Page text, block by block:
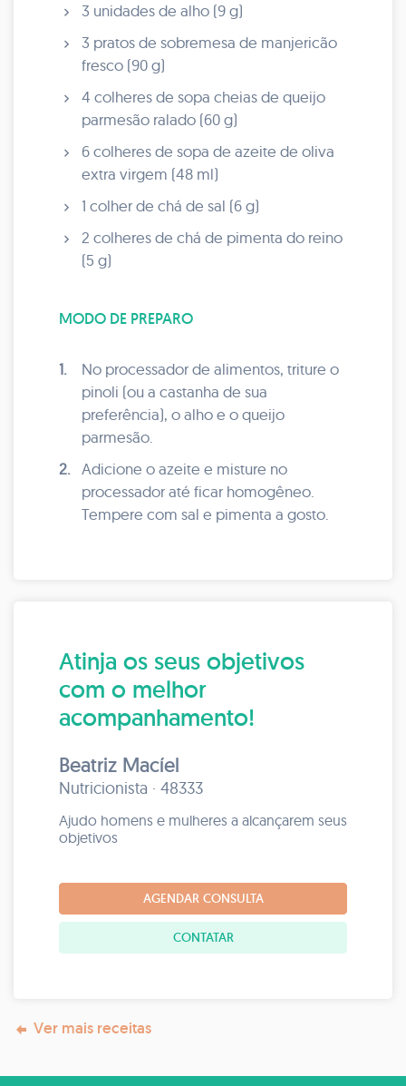
3 unidades de alho (9 g)
3 pratos de sobremesa de manjericão
fresco (90 g)
4 colheres de sopa cheias de queijo
parmesão ralado (60 g)
6 colheres de sopa de azeite de oliva
extra virgem (48 ml)
1 colher de chá de sal (6 g)
2 colheres de chá de pimenta do reino
(5 g)
MODO DE PREPARO
1.
No processador de alimentos, triture o
pinoli (ou a castanha de sua
preferência), o alho e o queijo
parmesão.
2.
Adicione o azeite e misture no
processador até ficar homogêneo.
Tempere com sal e pimenta a gosto.
Atinja os seus objetivos
com o melhor
acompanhamento!
Beatriz Macíel
Nutricionista · 48333
Ajudo homens e mulheres a alcançarem seus
objetivos
AGENDAR CONSULTA
CONTATAR
Ver mais receitas